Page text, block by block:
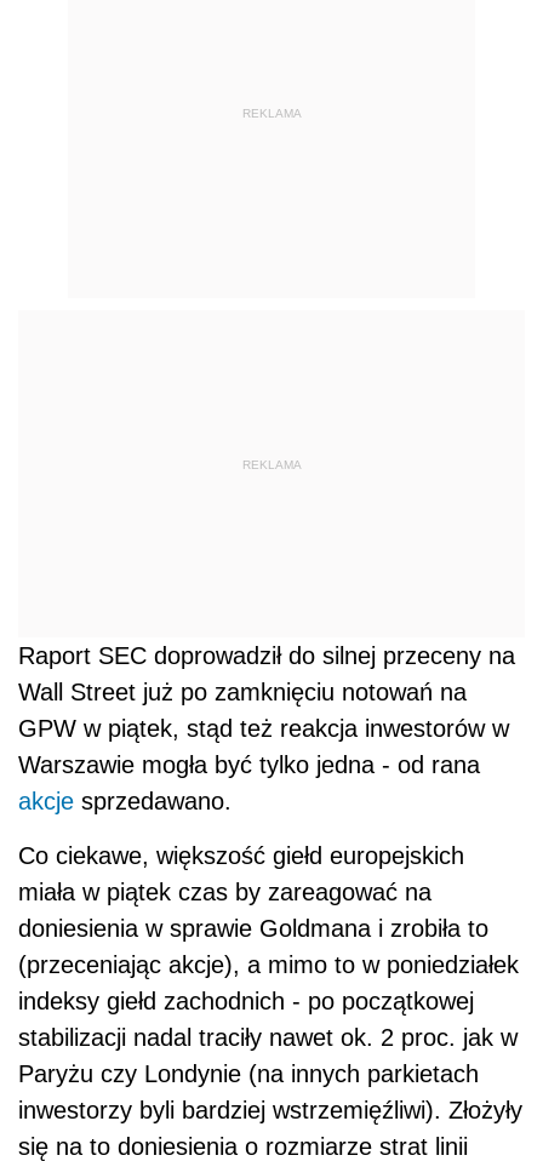
REKLAMA
REKLAMA
Raport SEC doprowadził do silnej przeceny na
Wall Street już po zamknięciu notowań na
GPW w piątek, stąd też reakcja inwestorów w
Warszawie mogła być tylko jedna - od rana
akcje sprzedawano.
Co ciekawe, większość giełd europejskich
miała w piątek czas by zareagować na
doniesienia w sprawie Goldmana i zrobiła to
(przeceniając akcje), a mimo to w poniedziałek
indeksy giełd zachodnich - po początkowej
stabilizacji nadal traciły nawet ok. 2 proc. jak w
Paryżu czy Londynie (na innych parkietach
inwestorzy byli bardziej wstrzemięźliwi). Złożyły
się na to doniesienia o rozmiarze strat linii